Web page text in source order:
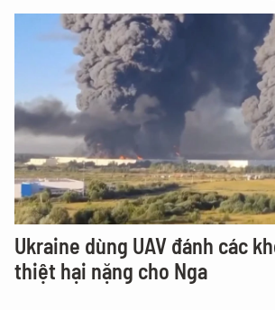
Ukraine dùng UAV đánh các
thiệt hại nặng cho Nga